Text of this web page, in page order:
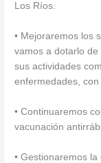
Los Ríos.
• Mejoraremos los
vamos a dotarlo
sus actividades
enfermedades,
• Continuaremos
vacunación
• Gestionaremos